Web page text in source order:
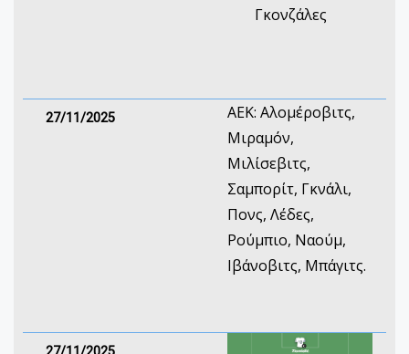
Γκονζάλες
27/11/2025
ΑΕΚ: Αλομέροβιτς,
Μιραμόν,
Μιλίσεβιτς,
Σαμπορίτ, Γκνάλι,
Πονς, Λέδες,
Ρούμπιο, Ναούμ,
Ιβάνοβιτς, Μπάγιτς.